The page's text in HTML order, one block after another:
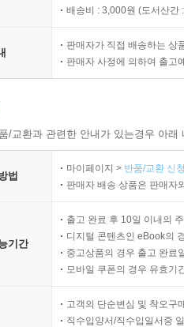
배송비 : 3,000원 (도서산간
판매자가 직접 배송하는 상
판매자 사정에 의하여 출고
/교환과 관련한 안내가 있는경우 아
법
마이페이지 > 반품/교환 신
판매자 배송 상품은 판매자
기간
출고 완료 후 10일 이내의
디지털 콘텐츠인 eBook의
중고상품의 경우 출고 완료
모바일 쿠폰의 경우 유효기
고객의 단순변심 및 착오구
직수입양서/직수입일서중